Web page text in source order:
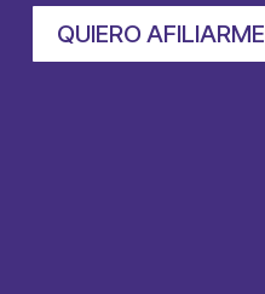
QUIERO AFILIARME